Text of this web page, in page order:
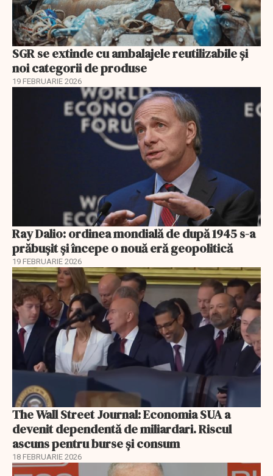
SGR se extinde cu ambalajele reutilizabile și
noi categorii de produse
19 FEBRUARIE 2026
Ray Dalio: ordinea mondială de după 1945 s-a
prăbușit și începe o nouă eră geopolitică
19 FEBRUARIE 2026
The Wall Street Journal: Economia SUA a
devenit dependentă de miliardari. Riscul
ascuns pentru burse și consum
18 FEBRUARIE 2026
EXCLUSIV